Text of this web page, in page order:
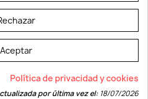
según las normas dictadas por la
Aceptar
Política de privacidad y cookies
por última vez el:18/07/2026